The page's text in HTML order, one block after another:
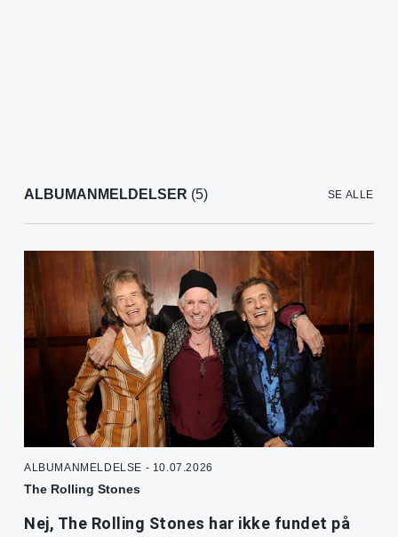
ALBUMANMELDELSER (5) SE ALLE
ALBUMANMELDELSE - 10.07.2026
The Rolling Stones
Nej, The Rolling Stones har ikke fundet på